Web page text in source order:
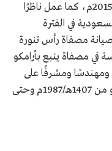
الإسكان في الفترة 1432هـ/2011م-1436هـ/2015م، كما عمل ناظرًا
في الفترة
2011م، ومديرًا لصيانة مصفاة رأس تنورة
وناظر الهندسة في مصفاة ينبع بأرامكو
1425هـ/2004م-1432هـ/2011م، ومهندسًا ومشرفًا على
عدة إدارات في مصفاة ينبع التابعة لأرامكو من 1407هـ/1987م وحتى